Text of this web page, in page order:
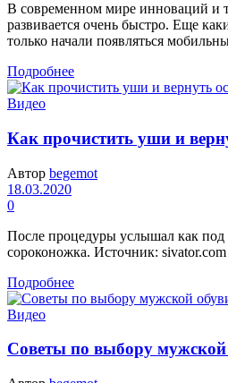
В современном мире инноваций и
развивается очень быстро. Еще
только начали появляться
Подробнее
Видео
Как прочистить уши и
Автор begemot
18.03.2020
0
После процедуры услышал как под
сороконожка. Источник: sivator.com
Подробнее
Видео
Советы по выбору мужской